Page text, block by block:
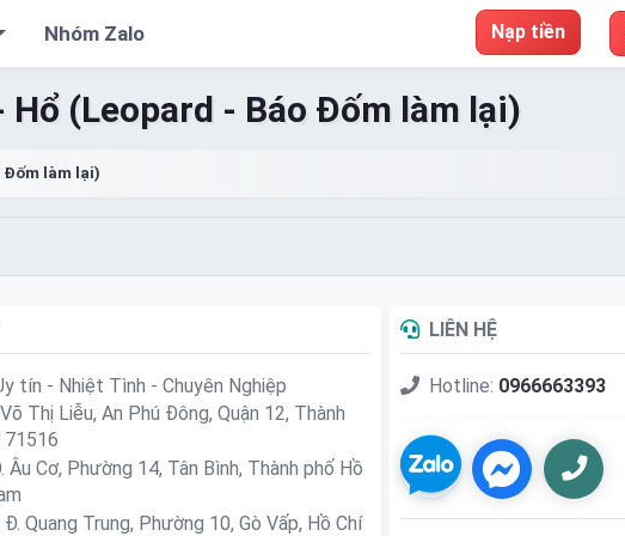
Nhóm Zalo Nạp tiền
(Leopard - Báo Đốm làm lại)
làm lại)
tín - Nhiệt Tình - Chuyên Nghiệp
Thị Liễu, An Phú Đông, Quận 12, Thành
71516
Âu Cơ, Phường 14, Tân Bình, Thành phố Hồ
Đ. Quang Trung, Phường 10, Gò Vấp, Hồ Chí
LIÊN HỆ
Hotline: 0966663393